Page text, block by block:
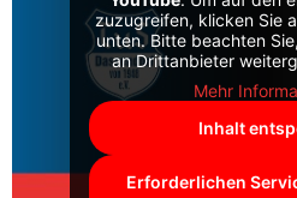
zuzugreifen, klicken Sie
unten. Bitte beachten
an Drittanbieter
Mehr
Inhalt
Erforderlichen